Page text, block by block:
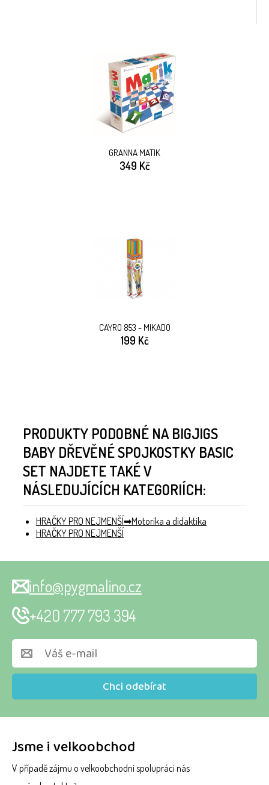
GRANNA MATIK
349 Kč
CAYRO 853 - MIKADO
199 Kč
PRODUKTY PODOBNÉ NA BIGJIGS
BABY DŘEVĚNÉ SPOJKOSTKY BASIC
SET NAJDETE TAKÉ V
NÁSLEDUJÍCÍCH KATEGORIÍCH:
HRAČKY PRO NEJMENŠÍ
Motorika a didaktika
HRAČKY PRO NEJMENŠÍ
Jsme i velkoobchod
V případě zájmu o velkoobchodní spolupráci nás
Chci odebírat
info@pygmalino.cz
+420 777 793 394